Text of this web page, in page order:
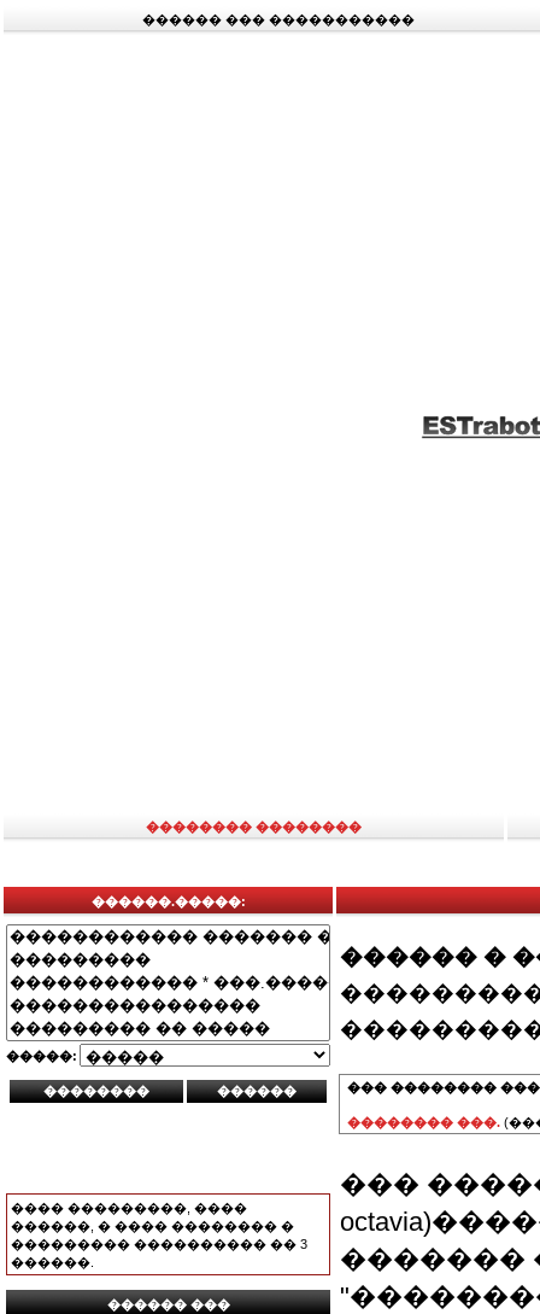
������ ��� �����������
�������� ��������
������.�����:
�����:
���� ���������, ����
������, � ���� �������� �
��������� ���������� �� 3
������.
������ ���
������ �
��� ��������
�������� ���.
���
�������